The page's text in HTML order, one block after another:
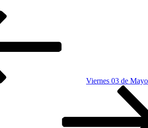
Viernes 03 de